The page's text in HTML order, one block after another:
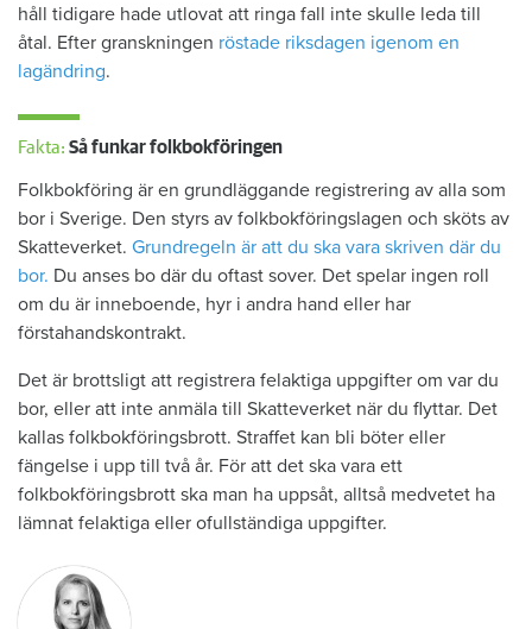
håll tidigare hade utlovat att ringa fall inte skulle leda till
åtal. Efter granskningen röstade riksdagen igenom en
lagändring.
Fakta: Så funkar folkbokföringen
Folkbokföring är en grundläggande registrering av alla som
bor i Sverige. Den styrs av folkbokföringslagen och sköts av
Skatteverket. Grundregeln är att du ska vara skriven där du
bor. Du anses bo där du oftast sover. Det spelar ingen roll
om du är inneboende, hyr i andra hand eller har
förstahandskontrakt.
Det är brottsligt att registrera felaktiga uppgifter om var du
bor, eller att inte anmäla till Skatteverket när du flyttar. Det
kallas folkbokföringsbrott. Straffet kan bli böter eller
fängelse i upp till två år. För att det ska vara ett
folkbokföringsbrott ska man ha uppsåt, alltså medvetet ha
lämnat felaktiga eller ofullständiga uppgifter.